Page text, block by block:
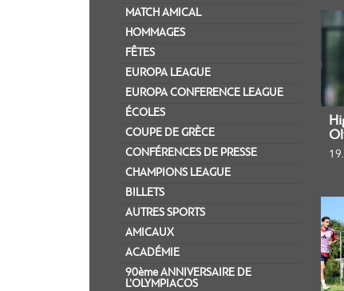
MATCH AMICAL
HOMMAGES
FÊTES
EUROPA LEAGUE
EUROPA CONFERENCE LEAGUE
ÉCOLES
COUPE DE GRÈCE
CONFÉRENCES DE PRESSE
CHAMPIONS LEAGUE
BILLETS
AUTRES SPORTS
AMICAUX
ACADÉMIE
90ème ANNIVERSAIRE DE
L'OLYMPIACOS